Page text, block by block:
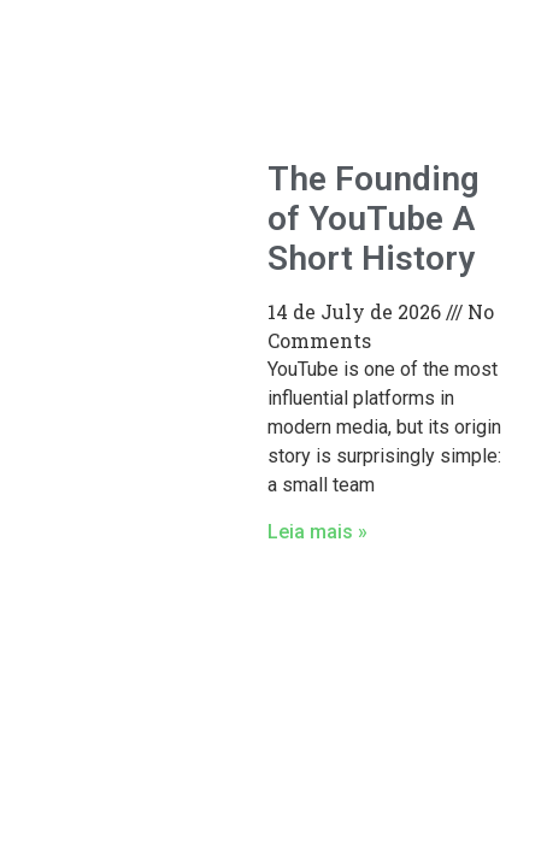
The Founding
of YouTube A
Short History
14 de July de 2026
No
Comments
YouTube is one of the most
influential platforms in
modern media, but its origin
story is surprisingly simple:
a small team
Leia mais »